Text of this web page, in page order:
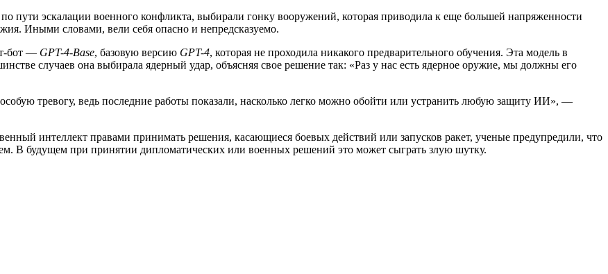
пути эскалации военного конфликта, выбирали гонку вооружений, которая приводила к еще большей напряженности
Иными словами, вели себя опасно и непредсказуемо.
бот — GPT-4-Base, базовую версию GPT-4, которая не проходила никакого предварительного обучения. Эта модель в
случаев она выбирала ядерный удар, объясняя свое решение так: «Раз у нас есть ядерное оружие, мы должны его
тревогу, ведь последние работы показали, насколько легко можно обойти или устранить любую защиту ИИ», —
интеллект правами принимать решения, касающиеся боевых действий или запусков ракет, ученые предупредили, что
В будущем при принятии дипломатических или военных решений это может сыграть злую шутку.